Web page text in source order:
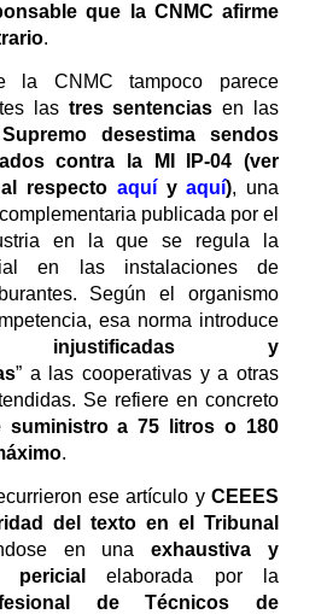
que la CNMC afirme
.
la CNMC tampoco parece
las tres sentencias en las
desestima sendos
contra la MI IP-04 (ver
respecto aquíyaquí), una
publicada por el
en la que se regula la
en las instalaciones de
Según el organismo
esa norma introduce
injustificadas y
” a las cooperativas y a otras
Se refiere en concreto
suministro a 75 litros o 180
.
ese artículo y CEEES
del texto en el Tribunal
en unaexhaustiva y
pericial
elaborada por la
de Técnicos de